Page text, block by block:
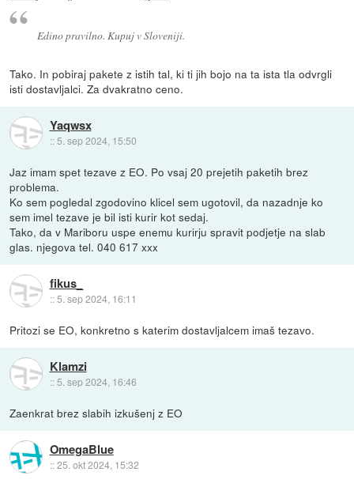
Edino pravilno. Kupuj v Sloveniji.
Tako. In pobiraj pakete z istih tal, ki ti jih bojo na ta ista tla odvrgli
isti dostavljalci. Za dvakratno ceno.
Yaqwsx
:: 5. sep 2024, 15:50
Jaz imam spet tezave z EO. Po vsaj 20 prejetih paketih brez
problema.
Ko sem pogledal zgodovino klicel sem ugotovil, da nazadnje ko
sem imel tezave je bil isti kurir kot sedaj.
Tako, da v Mariboru uspe enemu kurirju spravit podjetje na slab
glas. njegova tel. 040 617 xxx
fikus_
::5. sep 2024, 16:11
Pritozi se EO, konkretno s katerim dostavljalcem imaš tezavo.
Klamzi
:: 5. sep 2024, 16:46
Zaenkrat brez slabih izkušenj z EO
OmegaBlue
::25. okt 2024, 15:32